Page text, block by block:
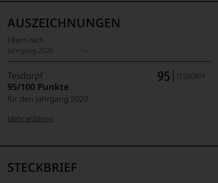
AUSZEICHNUNGEN
Filtern nach
Jahrgang 2020
Tesdorpf
95/100 Punkte
für den Jahrgang 2020
95–98 Punkte:
Name
Tesdorpf
Mehr erfahren
STECKBRIEF